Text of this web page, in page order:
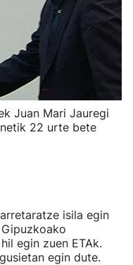
Juan Mari Jauregi
22 urte bete
isila egin
egin zuen ETAk.
egin dute.